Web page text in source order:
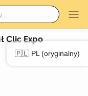
🇵🇱 PL (oryginalny)
Clic Expo